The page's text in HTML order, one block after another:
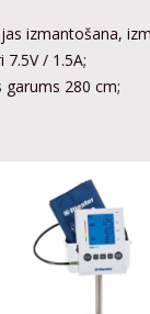
izmantošana,
/ 1.5A;
garums 280 cm;